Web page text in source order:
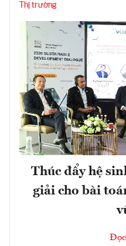
Thị trường
Thúc đẩy hệ
giải cho bài